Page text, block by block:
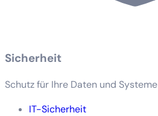
Sicherheit
Schutz für Ihre Daten und Systeme
IT-Sicherheit